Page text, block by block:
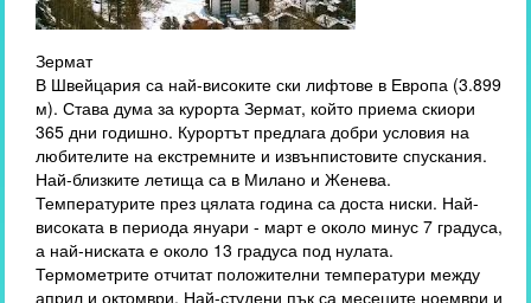
Зермат
В Швейцария са най-високите ски лифтове в Европа (3.899
м). Става дума за курорта Зермат, който приема скиори
365 дни годишно. Курортът предлага добри условия на
любителите на екстремните и извънпистовите спускания.
Най-близките летища са в Милано и Женева.
Температурите през цялата година са доста ниски. Най-
високата в периода януари - март е около минус 7 градуса,
а най-ниската е около 13 градуса под нулата.
Термометрите отчитат положителни температури между
април и октомври. Най-студени пък са месеците ноември и